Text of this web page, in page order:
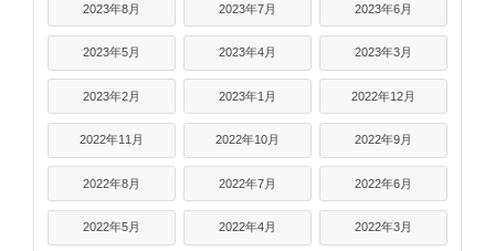
2023年8月 2023年7月 2023年6月
2023年5月 2023年4月 2023年3月
2023年2月 2023年1月 2022年12月
2022年11月 2022年10月 2022年9月
2022年8月 2022年7月 2022年6月
2022年5月 2022年4月 2022年3月